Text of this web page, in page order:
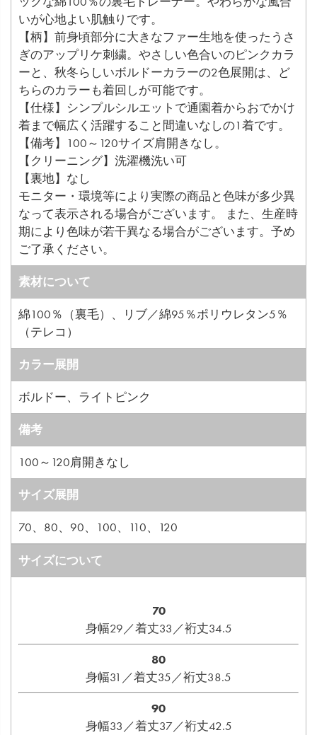
いが心地よい肌触りです。
【柄】前身頃部分に大きなファー生地を使ったうさ
ぎのアップリケ刺繍。やさしい色合いのピンクカラ
ーと、秋冬らしいボルドーカラーの2色展開は、ど
ちらのカラーも着回しが可能です。
【仕様】シンプルシルエットで通園着からおでかけ
着まで幅広く活躍すること間違いなしの1着です。
【備考】100～120サイズ肩開きなし。
【クリーニング】洗濯機洗い可
【裏地】なし
モニター・環境等により実際の商品と色味が多少異
なって表示される場合がございます。 また、生産時
期により色味が若干異なる場合がございます。予め
ご了承ください。
素材について
綿100％（裏毛）、リブ／綿95％ポリウレタン5％
（テレコ）
カラー展開
ボルドー、ライトピンク
備考
100～120肩開きなし
サイズ展開
70、80、90、100、110、120
サイズについて
70
身幅29／着丈33／裄丈34.5
80
身幅31／着丈35／裄丈38.5
90
身幅33／着丈37／裄丈42.5